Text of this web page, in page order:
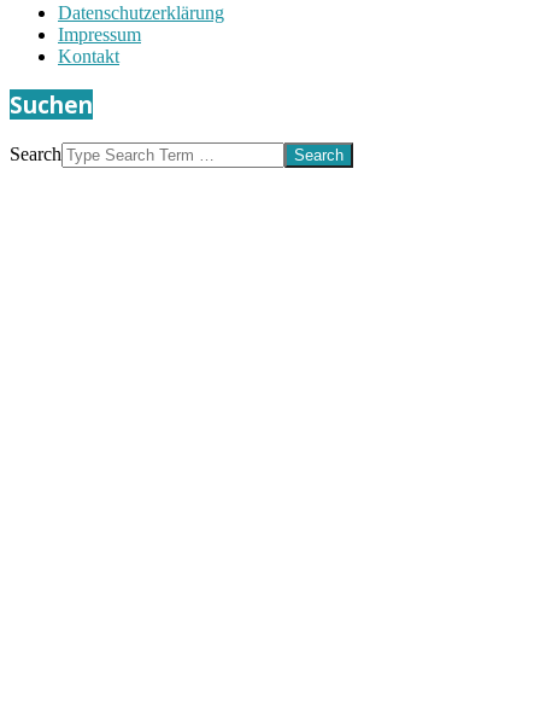
Datenschutzerklärung
Impressum
Kontakt
Suchen
Search